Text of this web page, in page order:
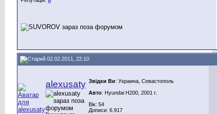
02.02.2011, 22:10
alexusaty Звідки Ви: Украина, Севастополь
Авто: Hyundai H200, 2001 г.
Вік: 54
Дописи: 6.917